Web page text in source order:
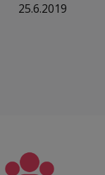
25.6.2019